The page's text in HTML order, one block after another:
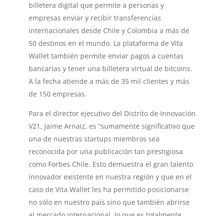
billetera digital que permite a personas y
empresas enviar y recibir transferencias
internacionales desde Chile y Colombia a más de
50 destinos en el mundo. La plataforma de Vita
Wallet también permite enviar pagos a cuentas
bancarias y tener una billetera virtual de bitcoins.
A la fecha atiende a más de 35 mil clientes y más
de 150 empresas.
Para el director ejecutivo del Distrito de Innovación
V21, Jaime Arnaiz, es “sumamente significativo que
una de nuestras startups miembros sea
reconocida por una publicación tan prestigiosa
como Forbes Chile. Esto demuestra el gran talento
innovador existente en nuestra región y que en el
caso de Vita Wallet les ha permitido posicionarse
no sólo en nuestro país sino que también abrirse